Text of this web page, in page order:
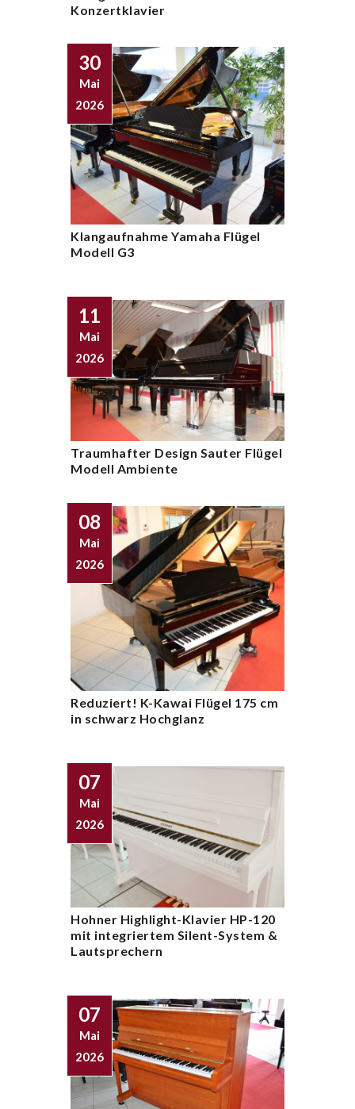
Konzertklavier
30
Mai
2026
Klangaufnahme Yamaha Flügel
Modell G3
11
Mai
2026
Traumhafter Design Sauter Flügel
Modell Ambiente
08
Mai
2026
Reduziert! K-Kawai Flügel 175 cm
in schwarz Hochglanz
07
Mai
2026
Hohner Highlight-Klavier HP-120
mit integriertem Silent-System &
Lautsprechern
07
Mai
2026